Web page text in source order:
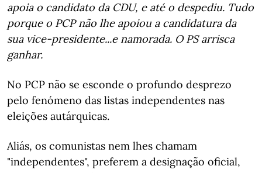
apoia o candidato da CDU, e até o despediu. Tudo
porque o PCP não lhe apoiou a candidatura da
sua vice-presidente...e namorada. O PS arrisca
ganhar.
No PCP não se esconde o profundo desprezo
pelo fenómeno das listas independentes nas
eleições autárquicas.
Aliás, os comunistas nem lhes chamam
"independentes", preferem a designação oficial,